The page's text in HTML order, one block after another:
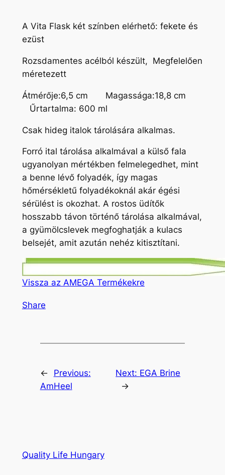
A Vita Flask két színben elérhető: fekete és
ezüst
Rozsdamentes acélból készült, Megfelelően
méretezett
Átmérője:6,5 cm Magassága:18,8 cm
Űrtartalma: 600 ml
Csak hideg italok tárolására alkalmas.
Forró ital tárolása alkalmával a külső fala
ugyanolyan mértékben felmelegedhet, mint
a benne lévő folyadék, így magas
hőmérsékletű folyadékoknál akár égési
sérülést is okozhat. A rostos üdítők
hosszabb távon történő tárolása alkalmával,
a gyümölcslevek megfoghatják a kulacs
belsejét, amit azután nehéz kitisztítani.
Vissza az AMEGA Termékekre
Share
←
Previous:
AmHeel
Next: EGA Brine
→
Quality Life Hungary